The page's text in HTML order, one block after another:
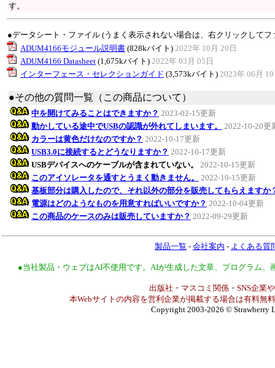
す。
●データシート・ファイル (うまく表示されない場合は、右クリックして
ADUM4166モジュール説明書 (828kバイト) 2022年 10月 20日
ADUM4166 Datasheet (1,675kバイト) 2022年 03月 05日
インターフェース・セレクションガイド (3,573kバイト) 2023年 06月
●その他の質問一覧（この商品について）
中を開けてみることはできますか？ 2023-02-15更新
動かしている途中でUSBの認識が外れてしまいます。
2022-10-20更
カラーは黄色だけなのですか？ 2022-10-17更新
USB3.0に接続するとどうなりますか？ 2022-10-17更新
USBデバイスへのケーブルが含まれていない。
2022-10-15更新
このアイソレータを通すとうまく動きません。
2022-10-15更新
基板部分は購入したので、それ以外の部分を販売してもらえますか
電源はどのようなものを用意すればいいですか？ 2022-10-04更新
この商品のケースのみは販売していますか？ 2022-09-29更新
製品一覧 - 会社案内 - よくある質
●当社製品・ウェブはAI不使用です。AIが生成した文章、プログラム
出版社・マスコミ関係・SNS企業
本Webサイトの内容を営利企業が掲載する場合は有料無
Copyright 2003-2026 © Strawberry